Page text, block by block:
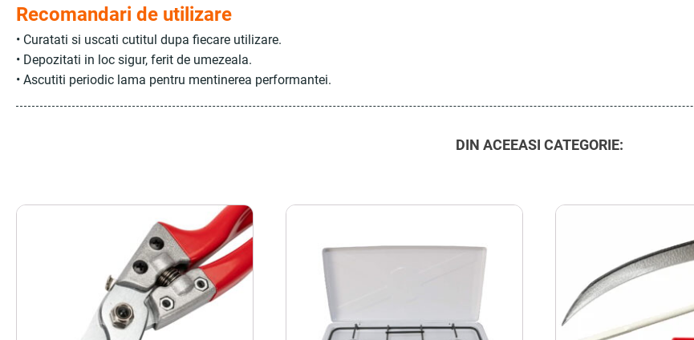
Recomandari de utilizare
• Curatati si uscati cutitul dupa fiecare utilizare.
• Depozitati in loc sigur, ferit de umezeala.
• Ascutiti periodic lama pentru mentinerea performantei.
DIN ACEEASI CATEGORIE: